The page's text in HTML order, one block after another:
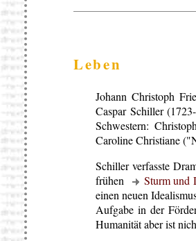
Leben
Johann Christoph
Caspar Schiller
Schwestern:
Caroline Christiane
Schiller verfasste
frühen
Sturm und
einen neuen
Aufgabe in der
Humanität aber ist